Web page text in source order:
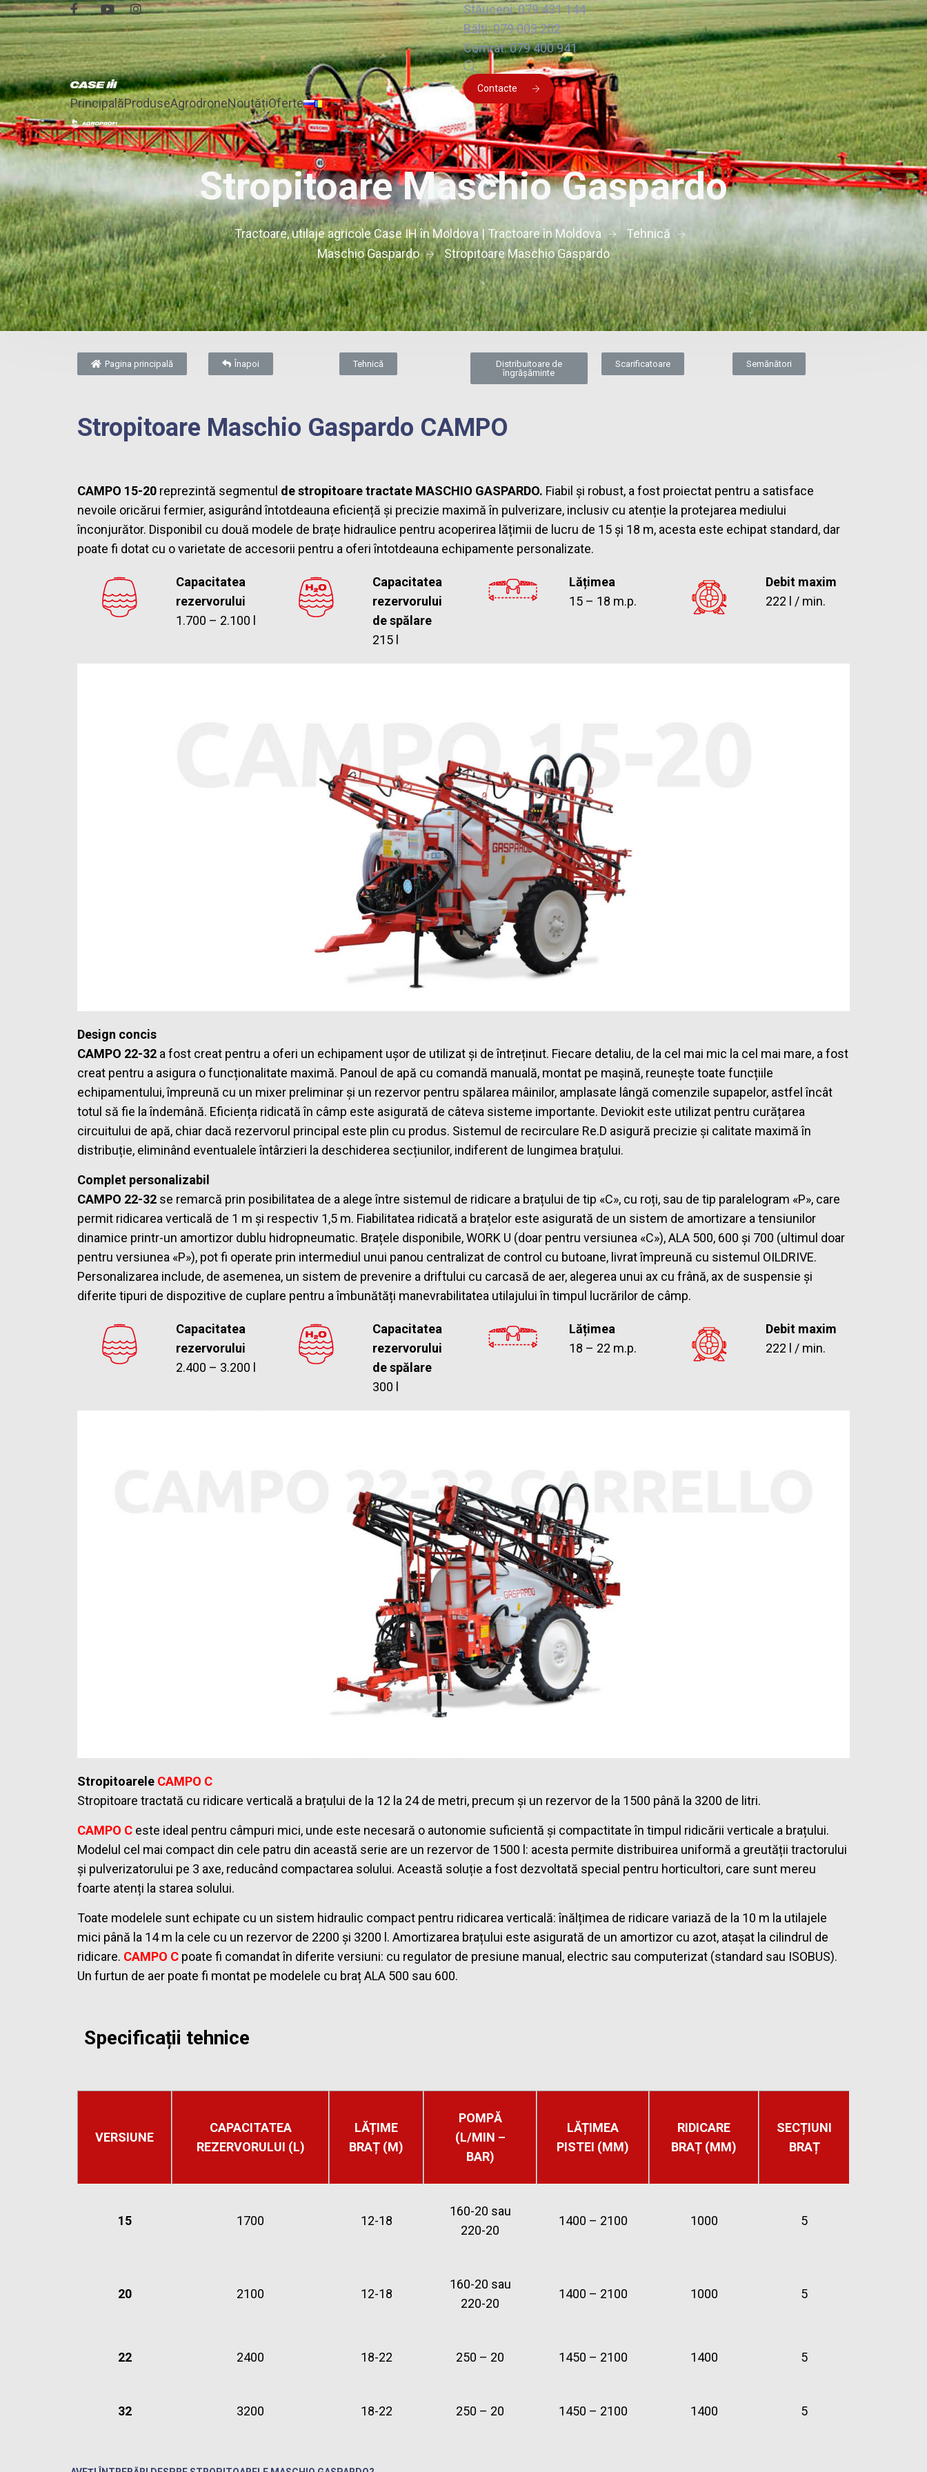
Stăuceni: 079 431 144
Bălți: 079 003 202
Comrat: 079 400 941
PrincipalăProduseAgrodroneNoutățiOferte
Contacte
Stropitoare Maschio Gaspardo
Tractoare, utilaje agricole Case IH în Moldova | Tractoare în Moldova
Tehnică
Maschio Gaspardo
Stropitoare Maschio Gaspardo
Pagina principală Înapoi Tehnică
Distribuitoare de
îngrășăminte
Scarificatoare Semănători
Stropitoare Maschio Gaspardo CAMPO
CAMPO 15-20 reprezintă segmentul de stropitoare tractate MASCHIO GASPARDO. Fiabil și robust, a fost proiectat pentru a satisface
nevoile oricărui fermier, asigurând întotdeauna eficiență și precizie maximă în pulverizare, inclusiv cu atenție la protejarea mediului
înconjurător. Disponibil cu două modele de brațe hidraulice pentru acoperirea lățimii de lucru de 15 și 18 m, acesta este echipat standard, dar
poate fi dotat cu o varietate de accesorii pentru a oferi întotdeauna echipamente personalizate.
Capacitatea
rezervorului
1.700 – 2.100 l
Capacitatea
rezervorului
de spălare
215 l
Lățimea
15 – 18 m.p.
Debit maxim
222 l / min.
Design concis
CAMPO 22-32 a fost creat pentru a oferi un echipament ușor de utilizat și de întreținut. Fiecare detaliu, de la cel mai mic la cel mai mare, a fost
creat pentru a asigura o funcționalitate maximă. Panoul de apă cu comandă manuală, montat pe mașină, reunește toate funcțiile
echipamentului, împreună cu un mixer preliminar și un rezervor pentru spălarea mâinilor, amplasate lângă comenzile supapelor, astfel încât
totul să fie la îndemână. Eficiența ridicată în câmp este asigurată de câteva sisteme importante. Deviokit este utilizat pentru curățarea
circuitului de apă, chiar dacă rezervorul principal este plin cu produs. Sistemul de recirculare Re.D asigură precizie și calitate maximă în
distribuție, eliminând eventualele întârzieri la deschiderea secțiunilor, indiferent de lungimea brațului.
Complet personalizabil
CAMPO 22-32 se remarcă prin posibilitatea de a alege între sistemul de ridicare a brațului de tip «C», cu roți, sau de tip paralelogram «P», care
permit ridicarea verticală de 1 m și respectiv 1,5 m. Fiabilitatea ridicată a brațelor este asigurată de un sistem de amortizare a tensiunilor
dinamice printr-un amortizor dublu hidropneumatic. Brațele disponibile, WORK U (doar pentru versiunea «C»), ALA 500, 600 și 700 (ultimul doar
pentru versiunea «P»), pot fi operate prin intermediul unui panou centralizat de control cu butoane, livrat împreună cu sistemul OILDRIVE.
Personalizarea include, de asemenea, un sistem de prevenire a driftului cu carcasă de aer, alegerea unui ax cu frână, ax de suspensie și
diferite tipuri de dispozitive de cuplare pentru a îmbunătăți manevrabilitatea utilajului în timpul lucrărilor de câmp.
Capacitatea
rezervorului
2.400 – 3.200 l
Capacitatea
rezervorului
de spălare
300 l
Lățimea
18 – 22 m.p.
Debit maxim
222 l / min.
Stropitoarele CAMPO C
Stropitoare tractată cu ridicare verticală a brațului de la 12 la 24 de metri, precum și un rezervor de la 1500 până la 3200 de litri.
CAMPO C este ideal pentru câmpuri mici, unde este necesară o autonomie suficientă și compactitate în timpul ridicării verticale a brațului.
Modelul cel mai compact din cele patru din această serie are un rezervor de 1500 l: acesta permite distribuirea uniformă a greutății tractorului
și pulverizatorului pe 3 axe, reducând compactarea solului. Această soluție a fost dezvoltată special pentru horticultori, care sunt mereu
foarte atenți la starea solului.
Toate modelele sunt echipate cu un sistem hidraulic compact pentru ridicarea verticală: înălțimea de ridicare variază de la 10 m la utilajele
mici până la 14 m la cele cu un rezervor de 2200 și 3200 l. Amortizarea brațului este asigurată de un amortizor cu azot, atașat la cilindrul de
ridicare. CAMPO C poate fi comandat în diferite versiuni: cu regulator de presiune manual, electric sau computerizat (standard sau ISOBUS).
Un furtun de aer poate fi montat pe modelele cu braț ALA 500 sau 600.
Specificații tehnice
VERSIUNE
CAPACITATEA
REZERVORULUI (L)
LĂȚIME
BRAȚ (M)
POMPĂ
(L/MIN –
BAR)
LĂȚIMEA
PISTEI (MM)
RIDICARE
BRAȚ (MM)
SECȚIUNI
BRAȚ
15 1700 12-18
160-20 sau
220-20
1400 – 2100 1000 5
20 2100 12-18
160-20 sau
220-20
1400 – 2100 1000 5
22 2400 18-22 250 – 20 1450 – 2100 1400 5
32 3200 18-22 250 – 20 1450 – 2100 1400 5